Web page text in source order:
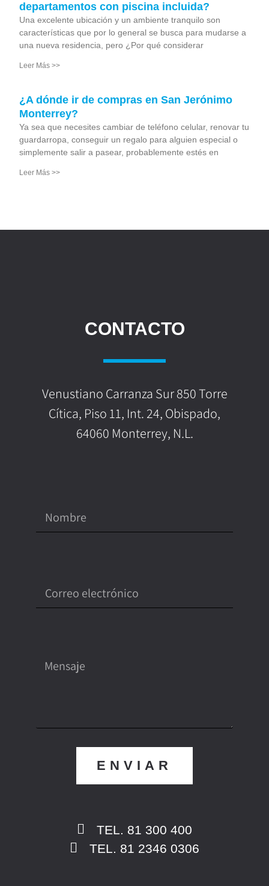
departamentos con piscina incluida?
Una excelente ubicación y un ambiente tranquilo son
características que por lo general se busca para mudarse a
una nueva residencia, pero ¿Por qué considerar
Leer Más >>
¿A dónde ir de compras en San Jerónimo
Monterrey?
Ya sea que necesites cambiar de teléfono celular, renovar tu
guardarropa, conseguir un regalo para alguien especial o
simplemente salir a pasear, probablemente estés en
Leer Más >>
CONTACTO
Venustiano Carranza Sur 850 Torre
Cítica, Piso 11, Int. 24, Obispado,
64060 Monterrey, N.L.
ENVIAR
TEL. 81 300 400
TEL. 81 2346 0306